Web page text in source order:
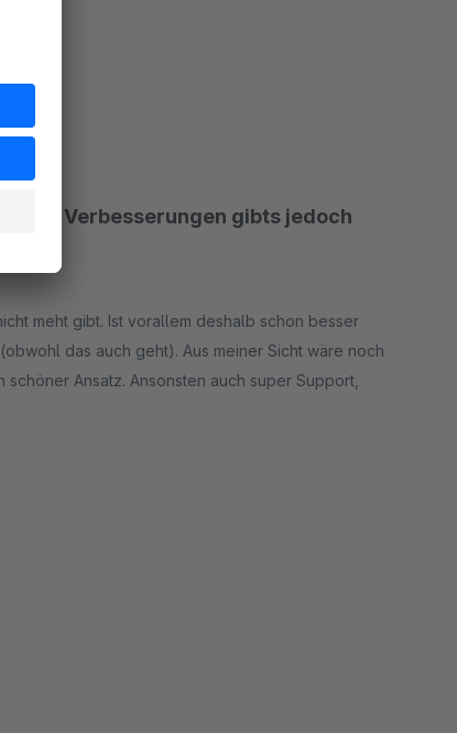
Verbesserungen gibts jedoch
meht gibt. Ist vorallem deshalb schon besser
das auch geht). Aus meiner Sicht wäre noch
Ansatz. Ansonsten auch super Support,